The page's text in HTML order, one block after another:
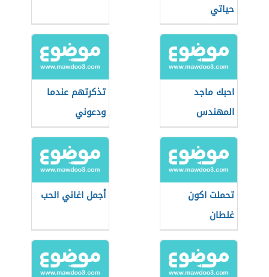
حياتي
احبك ماجد
المهندس
تذكرتهم عندما
ودعوني
تحملت اكون
غلطان
أجمل اغاني الحب